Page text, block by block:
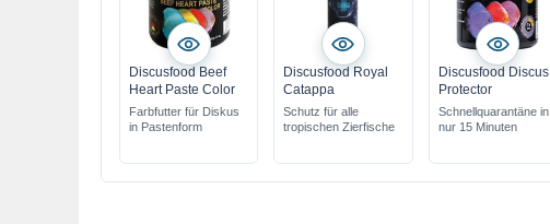
Discusfood Beef
Heart Paste Color
Farbfutter für Diskus
in Pastenform
Discusfood Royal
Catappa
Schutz für alle
tropischen Zierfische
Discusfood Discus
Protector
Schnellquarantäne in
nur 15 Minuten